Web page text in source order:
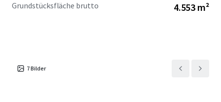
Grundstücksfläche brutto 4.553 m²
7Bilder